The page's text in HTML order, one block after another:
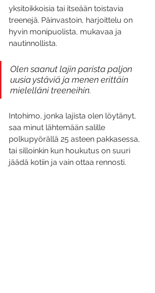
yksitoikkoisia tai itseään toistavia
treenejä. Päinvastoin, harjoittelu on
hyvin monipuolista, mukavaa ja
nautinnollista.
Olen saanut lajin parista paljon
uusia ystäviä ja menen erittäin
mielelläni treeneihin.
Intohimo, jonka lajista olen löytänyt,
saa minut lähtemään salille
polkupyörällä 25 asteen pakkasessa,
tai silloinkin kun houkutus on suuri
jäädä kotiin ja vain ottaa rennosti.